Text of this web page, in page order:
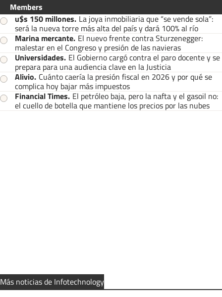
Members
u$s 150 millones. La joya inmobiliaria que “se vende sola”:
será la nueva torre más alta del país y dará 100% al río
Marina mercante. El nuevo frente contra Sturzenegger:
malestar en el Congreso y presión de las navieras
Universidades. El Gobierno cargó contra el paro docente y se
prepara para una audiencia clave en la Justicia
Alivio. Cuánto caería la presión fiscal en 2026 y por qué se
complica hoy bajar más impuestos
Financial Times. El petróleo baja, pero la nafta y el gasoil no:
el cuello de botella que mantiene los precios por las nubes
Más noticias de Infotechnology